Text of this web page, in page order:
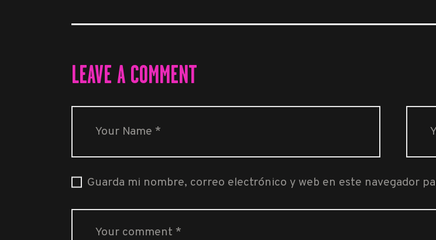
LEAVE A COMMENT
Guarda mi nombre, correo electrónico y web en este navegador